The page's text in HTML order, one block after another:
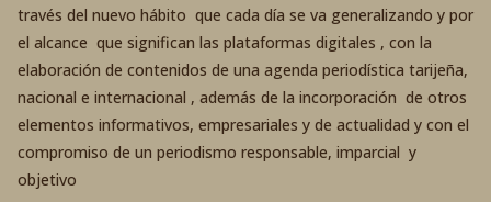
través del nuevo hábito que cada día se va generalizando y por
el alcance que significan las plataformas digitales , con la
elaboración de contenidos de una agenda periodística tarijeña,
nacional e internacional , además de la incorporación de otros
elementos informativos, empresariales y de actualidad y con el
compromiso de un periodismo responsable, imparcial y
objetivo